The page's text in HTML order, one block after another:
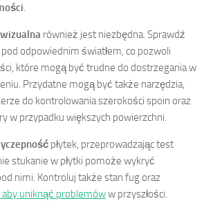
również jest niezbędna. Sprawdź
odpowiednim światłem, co pozwoli
które mogą być trudne do dostrzegania w
Przydatne mogą być także narzędzia,
do kontrolowania szerokości spoin oraz
w przypadku większych powierzchni.
płytek, przeprowadzając test
stukanie w płytki pomoże wykryć
nimi. Kontroluj także stan fug oraz
uniknąć problemóww przyszłości.